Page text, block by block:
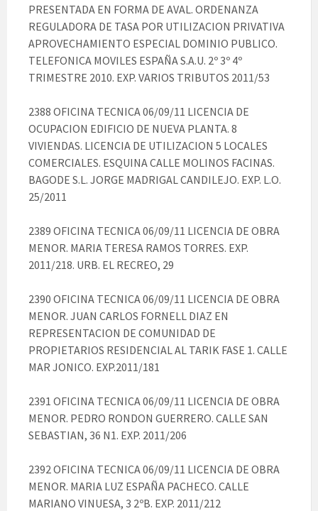
PRESENTADA EN FORMA DE AVAL. ORDENANZA
REGULADORA DE TASA POR UTILIZACION PRIVATIVA
APROVECHAMIENTO ESPECIAL DOMINIO PUBLICO.
TELEFONICA MOVILES ESPAÑA S.A.U. 2º 3º 4º
TRIMESTRE 2010. EXP. VARIOS TRIBUTOS 2011/53
2388 OFICINA TECNICA 06/09/11 LICENCIA DE
OCUPACION EDIFICIO DE NUEVA PLANTA. 8
VIVIENDAS. LICENCIA DE UTILIZACION 5 LOCALES
COMERCIALES. ESQUINA CALLE MOLINOS FACINAS.
BAGODE S.L. JORGE MADRIGAL CANDILEJO. EXP. L.O.
25/2011
2389 OFICINA TECNICA 06/09/11 LICENCIA DE OBRA
MENOR. MARIA TERESA RAMOS TORRES. EXP.
2011/218. URB. EL RECREO, 29
2390 OFICINA TECNICA 06/09/11 LICENCIA DE OBRA
MENOR. JUAN CARLOS FORNELL DIAZ EN
REPRESENTACION DE COMUNIDAD DE
PROPIETARIOS RESIDENCIAL AL TARIK FASE 1. CALLE
MAR JONICO. EXP.2011/181
2391 OFICINA TECNICA 06/09/11 LICENCIA DE OBRA
MENOR. PEDRO RONDON GUERRERO. CALLE SAN
SEBASTIAN, 36 N1. EXP. 2011/206
2392 OFICINA TECNICA 06/09/11 LICENCIA DE OBRA
MENOR. MARIA LUZ ESPAÑA PACHECO. CALLE
MARIANO VINUESA, 3 2ºB. EXP. 2011/212